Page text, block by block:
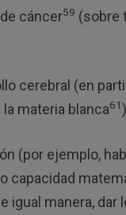
cáncer59 (sobre
cerebral (en
materia blanca61
(por ejemplo,
o capacidad
igual manera, dar